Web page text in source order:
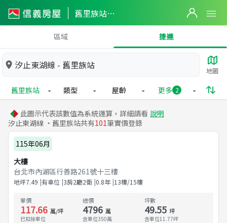
舊里族站實價登錄
區域 捷運
汐止東湖線 - 舊里族站 地圖
舊里族站 類型 屋齡 更多 2
此圖示代表該數值為系統運算，詳細請看 說明
汐止東湖線 ・舊里族站共有101筆實價登錄
115年06月
大樓
台北市內湖區行善路261號十三樓
地坪7.49 有車位 3房2廳2衛 0.8年 13樓/15樓
單價
117.66 萬/坪
已扣除車位
總價
4796 萬
含車位350萬
坪數
49.55 坪
含車位11.77坪